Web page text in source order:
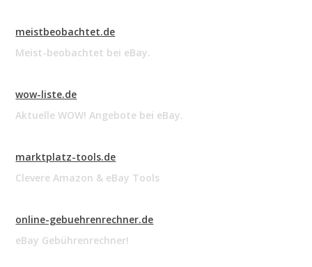
meistbeobachtet.de
Meist-beobachtet bei eBay.
wow-liste.de
Aktuelle WOW! Angebote bei eBay.
marktplatz-tools.de
Clevere Amazon & eBay Tools
online-gebuehrenrechner.de
eBay Gebührenrechner!